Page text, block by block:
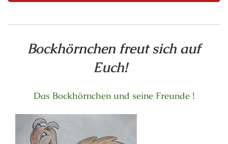
Bockhörnchen freut sich auf
Euch!
Das Bockhörnchen und seine Freunde !